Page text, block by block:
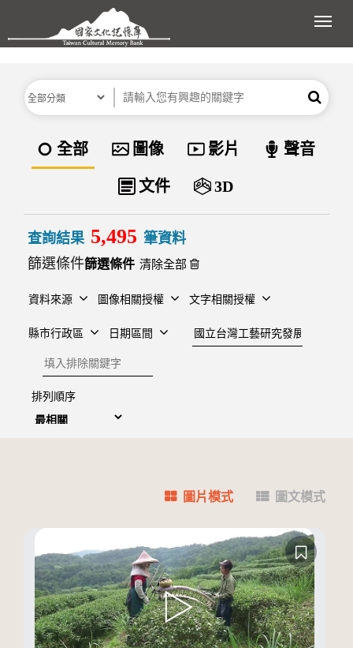
跳到主要內容區塊
展
分類 關鍵字 搜尋
資料類型
全部 圖像 影片 聲音
文件 3D
查詢結果 5,495 筆資料
篩選條件
清除全部
資料來源 圖像相關授權 文字相關授權
縣市行政區 日期區間
建檔單位
排除關鍵字
排列順序
圖片模式 圖文模式